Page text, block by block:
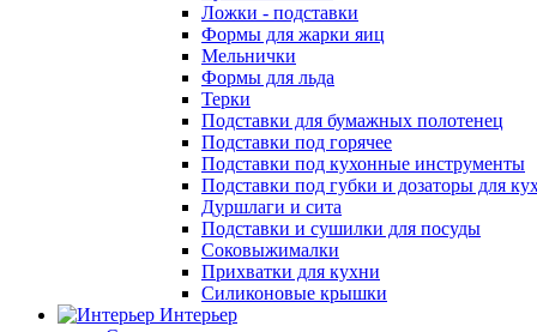
Ложки - подставки
Формы для жарки яиц
Мельнички
Формы для льда
Терки
Подставки для бумажных полотенец
Подставки под горячее
Подставки под кухонные инструменты
Подставки под губки и дозаторы для
Дуршлаги и сита
Подставки и сушилки для посуды
Соковыжималки
Прихватки для кухни
Силиконовые крышки
Интерьер